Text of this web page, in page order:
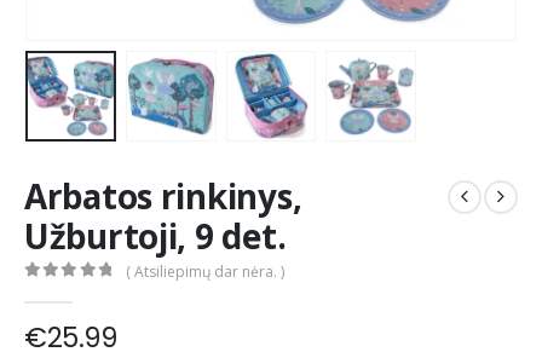
Arbatos rinkinys,
Užburtoji, 9 det.
( Atsiliepimų dar nėra. )
€25.99